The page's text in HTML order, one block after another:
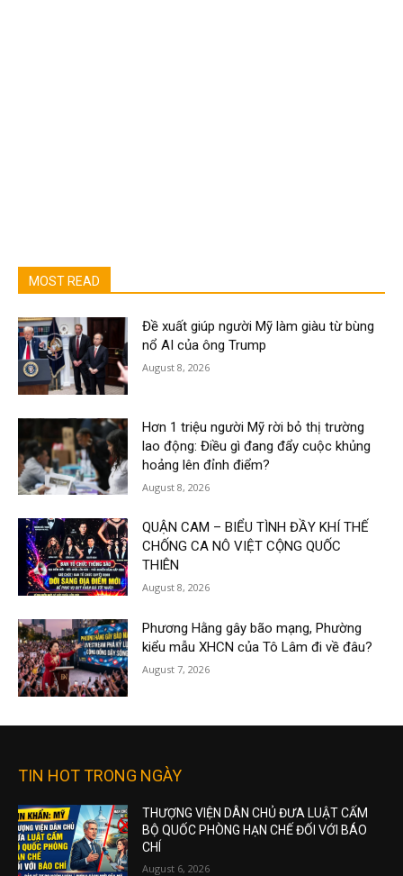
MOST READ
Đề xuất giúp người Mỹ làm giàu từ bùng
nổ AI của ông Trump
August 8, 2026
Hơn 1 triệu người Mỹ rời bỏ thị trường
lao động: Điều gì đang đẩy cuộc khủng
hoảng lên đỉnh điểm?
August 8, 2026
QUẬN CAM – BIỂU TÌNH ĐẦY KHÍ THẾ
CHỐNG CA NÔ VIỆT CỘNG QUỐC
THIÊN
August 8, 2026
Phương Hằng gây bão mạng, Phường
kiểu mẫu XHCN của Tô Lâm đi về đâu?
August 7, 2026
TIN HOT TRONG NGÀY
THƯỢNG VIỆN DÂN CHỦ ĐƯA LUẬT CẤM
BỘ QUỐC PHÒNG HẠN CHẾ ĐỐI VỚI BÁO
CHÍ
August 6, 2026